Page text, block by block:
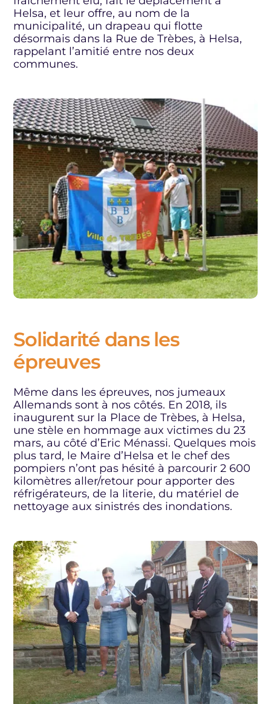
Helsa, et leur offre, au nom de la
municipalité, un drapeau qui flotte
désormais dans la Rue de Trèbes, à Helsa,
rappelant l’amitié entre nos deux
communes.
Solidarité dans les
épreuves
Même dans les épreuves, nos jumeaux
Allemands sont à nos côtés. En 2018, ils
inaugurent sur la Place de Trèbes, à Helsa,
une stèle en hommage aux victimes du 23
mars, au côté d’Eric Ménassi. Quelques mois
plus tard, le Maire d’Helsa et le chef des
pompiers n’ont pas hésité à parcourir 2 600
kilomètres aller/retour pour apporter des
réfrigérateurs, de la literie, du matériel de
nettoyage aux sinistrés des inondations.